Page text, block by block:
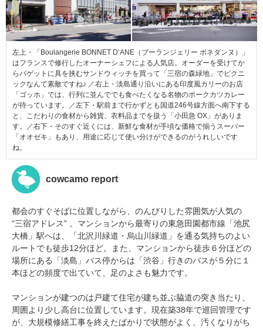
左上・「Boulangerie BONNET D’ANE（ブーランジェリー ボネダンヌ）」
はフランスで修行したオーナーシェフによる人気店。オーダーを受けてか
らバゲットに具を挟むサンドウィッチを買って「三宿の森緑地」でピクニ
ックなんて素敵ですね♪ ／右上・淡島通り沿いにある印度風カリーのお店
「ゴッホ」では、行列に並んででも食べたくなる名物のポークカツカレー
が待っています。／左下・駅前まで行かずとも国道246号線方面へ南下する
と、こだわりの食材から雑貨、衣料品までを扱う「小田急 OX」がありま
す。／右下・そのすぐ近くには、新鮮な食材が手頃な価格で揃うスーパー
「オオゼキ」もあり、用途に応じて使い分けができるのがうれしいです
ね。
cowcamo report
都会のすぐそばに位置しながら、のんびりした雰囲気が人気の
“三宿アドレス” 。マンションから最寄りの東急田園都市線「池尻
大橋」駅へは、「北沢川緑道・烏山川緑道」を通る気持ちのよい
ルートでも徒歩12分ほど。また、マンションから徒歩６分ほどの
場所にある「淡島」バス停からは「渋谷」行きのバスが５分に１
本ほどの頻度で出ていて、足のよさも魅力です。
マンションが建つのは戸建て住宅が建ち並ぶ脇道の突き当たり、
周囲より少し高台に位置しています。現在築38年で巡回管理です
が、大規模修繕工事を終えたばかりで状態がよく、汚くなりがち